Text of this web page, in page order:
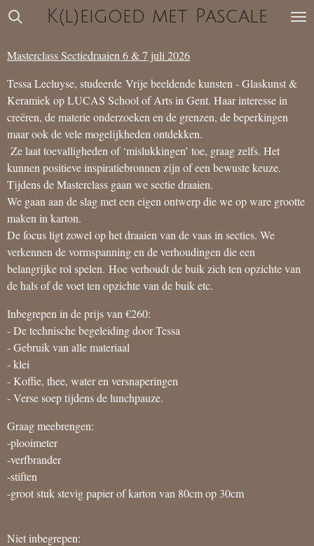
Ga
de
hoofdinhoud
K(l)eigoed met Pascale
Masterclass Sectiedraaien 6 & 7 juli 2026
Tessa Lecluyse, studeerde Vrije beeldende kunsten - Glaskunst &
Keramiek op LUCAS School of Arts in Gent. Haar interesse in
creëren, de materie onderzoeken en de grenzen, de beperkingen
maar ook de vele mogelijkheden ontdekken.
Ze laat toevalligheden of ‘mislukkingen’ toe, graag zelfs. Het
kunnen positieve inspiratiebronnen zijn of een bewuste keuze.
Tijdens de Masterclass gaan we sectie draaien.
We gaan aan de slag met een eigen ontwerp die we op ware grootte
maken in karton.
De focus ligt zowel op het draaien van de vaas in secties. We
verkennen de vormspanning en de verhoudingen die een
belangrijke rol spelen. Hoe verhoudt de buik zich ten opzichte van
de hals of de voet ten opzichte van de buik etc.
Inbegrepen in de prijs van €260:
- De technische begeleiding door Tessa
- Gebruik van alle materiaal
- klei
- Koffie, thee, water en versnaperingen
- Verse soep tijdens de lunchpauze.
Graag meebrengen:
-plooimeter
-verfbrander
-stiften
-groot stuk stevig papier of karton van 80cm op 30cm
Niet inbegrepen: